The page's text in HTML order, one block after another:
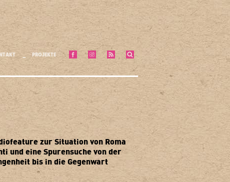
PROJEKTE
zur Situation von Roma
und eine Spurensuche von der
bis in die Gegenwart